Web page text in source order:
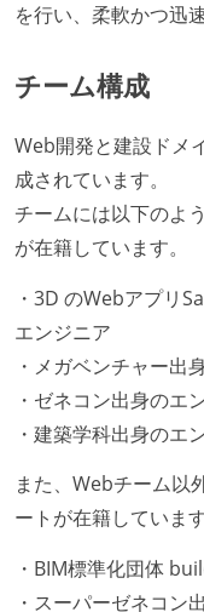
を行い、柔軟かつ迅
チーム構成
Web開発と建設ドメ
成されています。
チームには以下のよ
が在籍しています。
・3D のWebアプリ
エンジニア
・メガベンチャー出
・ゼネコン出身のエ
・建築学科出身のエ
また、Webチーム以
ートが在籍しています
・BIM標準化団体
・スーパーゼネコン